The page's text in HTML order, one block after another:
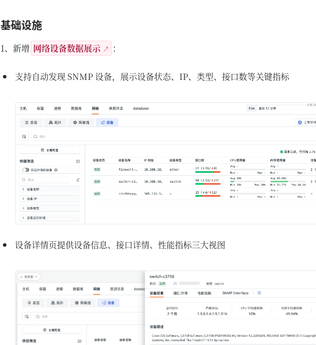
基础设施
1、新增 网络设备数据展示 ：
支持自动发现 SNMP 设备，展示设备状态、IP、类型、接口数等关键指标
设备详情页提供设备信息、接口详情、性能指标三大视图